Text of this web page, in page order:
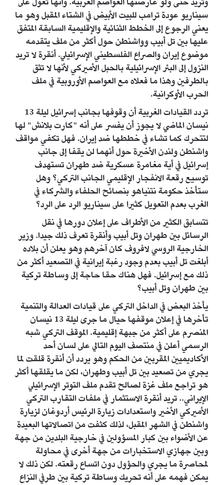
سيناريو عودة ترامب للبيت الأبيض في الشتاء المقبل وهو ما
يعني الرجوع إلى الخطط الثنائية والإقليمية السابقة المتفق
عليها بين تل أبيب وواشنطن حول أكثر من ملف يتقدمه
موضوع إيران والصراع الفلسطيني الإسرائيلي. أنقرة لا تريد
النزول إلى البئر الإسرائيلية بالحبل الأميركي لأنها لا تثق
بالطرفين وهذا ما فعلاه مع العواصم الأوروبية في ملف
الحرب الأوكرانية.
تردد القيادات الغربية أن وقوفها بجانب إسرائيل ليلة 13
نيسان الماضي لا يجوز أن يفسر على أنه "كارت بلانش" لها
لتتحرك كما تشاء في خططها ضد إيران. فهل تكفي مواقف
واشنطن ولندن الأخيرة حول أنهما لن يقفا إلى جانب
إسرائيل في أية مغامرة عسكرية ضد طهران تستهدف
توسيع رقعة الانفجار الإقليمي الجانب التركي؟ وهل
ستأخذ حكومة نتنياهو بنصائح الحلفاء والشركاء في
الغرب بعدم التعويل كثيرا على سيناريو الرد على الرد؟
تتسابق الكثير من الأطراف على إعلان دورها في نقل
الرسائل بين طهران وتل أبيب وأنقرة تعرف ذلك جيدا. وزير
الخارجية الروسي لافروف كان آخرهم وهو يعلن أن بلاده
أبلغت تل أبيب بعدم وجود رغبة إيرانية في التصعيد أكثر من
ذلك مع إسرائيل. فهل هناك حقا حاجة إلى وساطة تركية
بين طهران وتل أبيب؟
يأخذ البعض في الداخل التركي على قيادات العدالة والتنمية
تأخرها في إعلان موقفها حيال ما جرى ليلة 13 نيسان
المنصرم على أكثر من جبهة إقليمية. الموقف التركي شبه
الرسمي أعلن في منتصف اليوم التالي على لسان أحد
الأكاديميين المقربين من الحكم وهو يردد أن أنقرة قلقت لما
يجري من تصعيد بين تل أبيب وطهران، لكن ما يقلقها أكثر
هو تراجع ملف غزة لصالح تقدم ملف التوتر الإسرائيلي
الإيراني.. تريد أنقرة الاستثمار في ملفات التقارب التركي
الأميركي الأخير واستعدادات زيارة الرئيس أردوغان لزيارة
واشنطن في الشهر المقبل، لذلك كثفت من اتصالاتها البعيدة
عن الأضواء بين كبار المسؤولين في خارجية البلدين من جهة
وبين جهازي الاستخبارات من جهة أخرى في محاولة
لمحاصرة ما يجري والحؤول دون اتساع رقعته. لكن ذلك لا
يمكن فهمه على أنه تحريك وساطة تركية بين طرفي النزاع